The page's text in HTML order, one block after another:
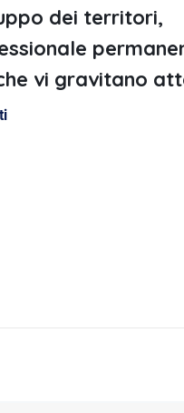
dei territori,
vi gravitano